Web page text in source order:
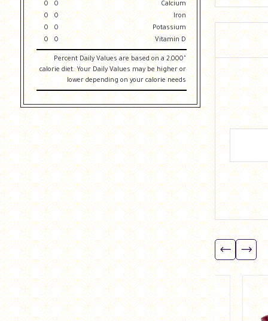
Calcium
0
0
Iron
0
0
Potassium
0
0
Vitamin D
0
0
"Percent Daily Values are based on a 2,000
calorie diet. Your Daily Values may be higher or
lower depending on your calorie needs